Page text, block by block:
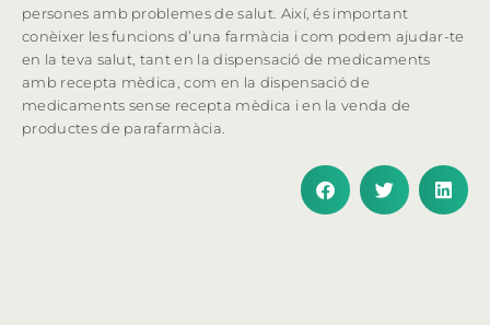
persones amb problemes de salut. Així, és important
conèixer les funcions d’una farmàcia i com podem ajudar-te
en la teva salut, tant en la dispensació de medicaments
amb recepta mèdica, com en la dispensació de
medicaments sense recepta mèdica i en la venda de
productes de parafarmàcia.